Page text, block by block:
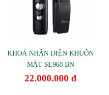
KHOÁ NHẬN DIỆN KHUÔN
MẶT SL968 BN
22.000.000 đ